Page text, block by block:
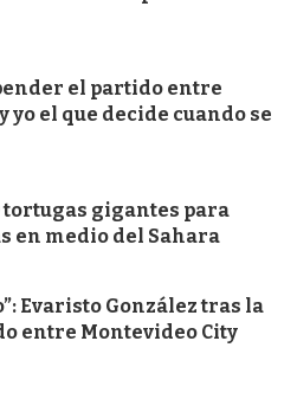
el partido entre
yo el que decide cuando se
tortugas gigantes para
en medio del Sahara
Evaristo González tras la
entre Montevideo City